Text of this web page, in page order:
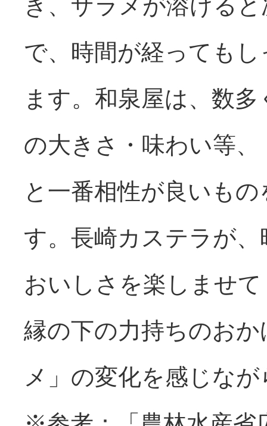
き、ザラメが溶ける
で、時間が経っても
ます。和泉屋は、数
の大きさ・味わい等
と一番相性が良いも
す。長崎カステラが
おいしさを楽しませ
縁の下の力持ちのお
メ」の変化を感じな